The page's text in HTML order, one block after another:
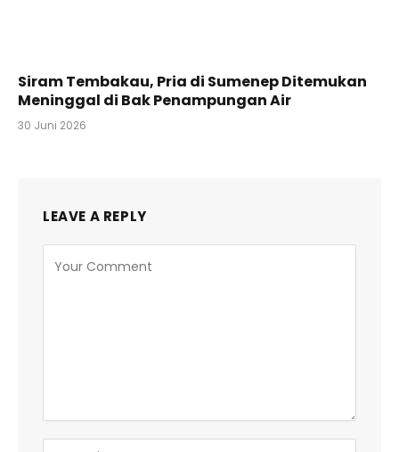
Siram Tembakau, Pria di Sumenep Ditemukan
Meninggal di Bak Penampungan Air
30 Juni 2026
LEAVE A REPLY